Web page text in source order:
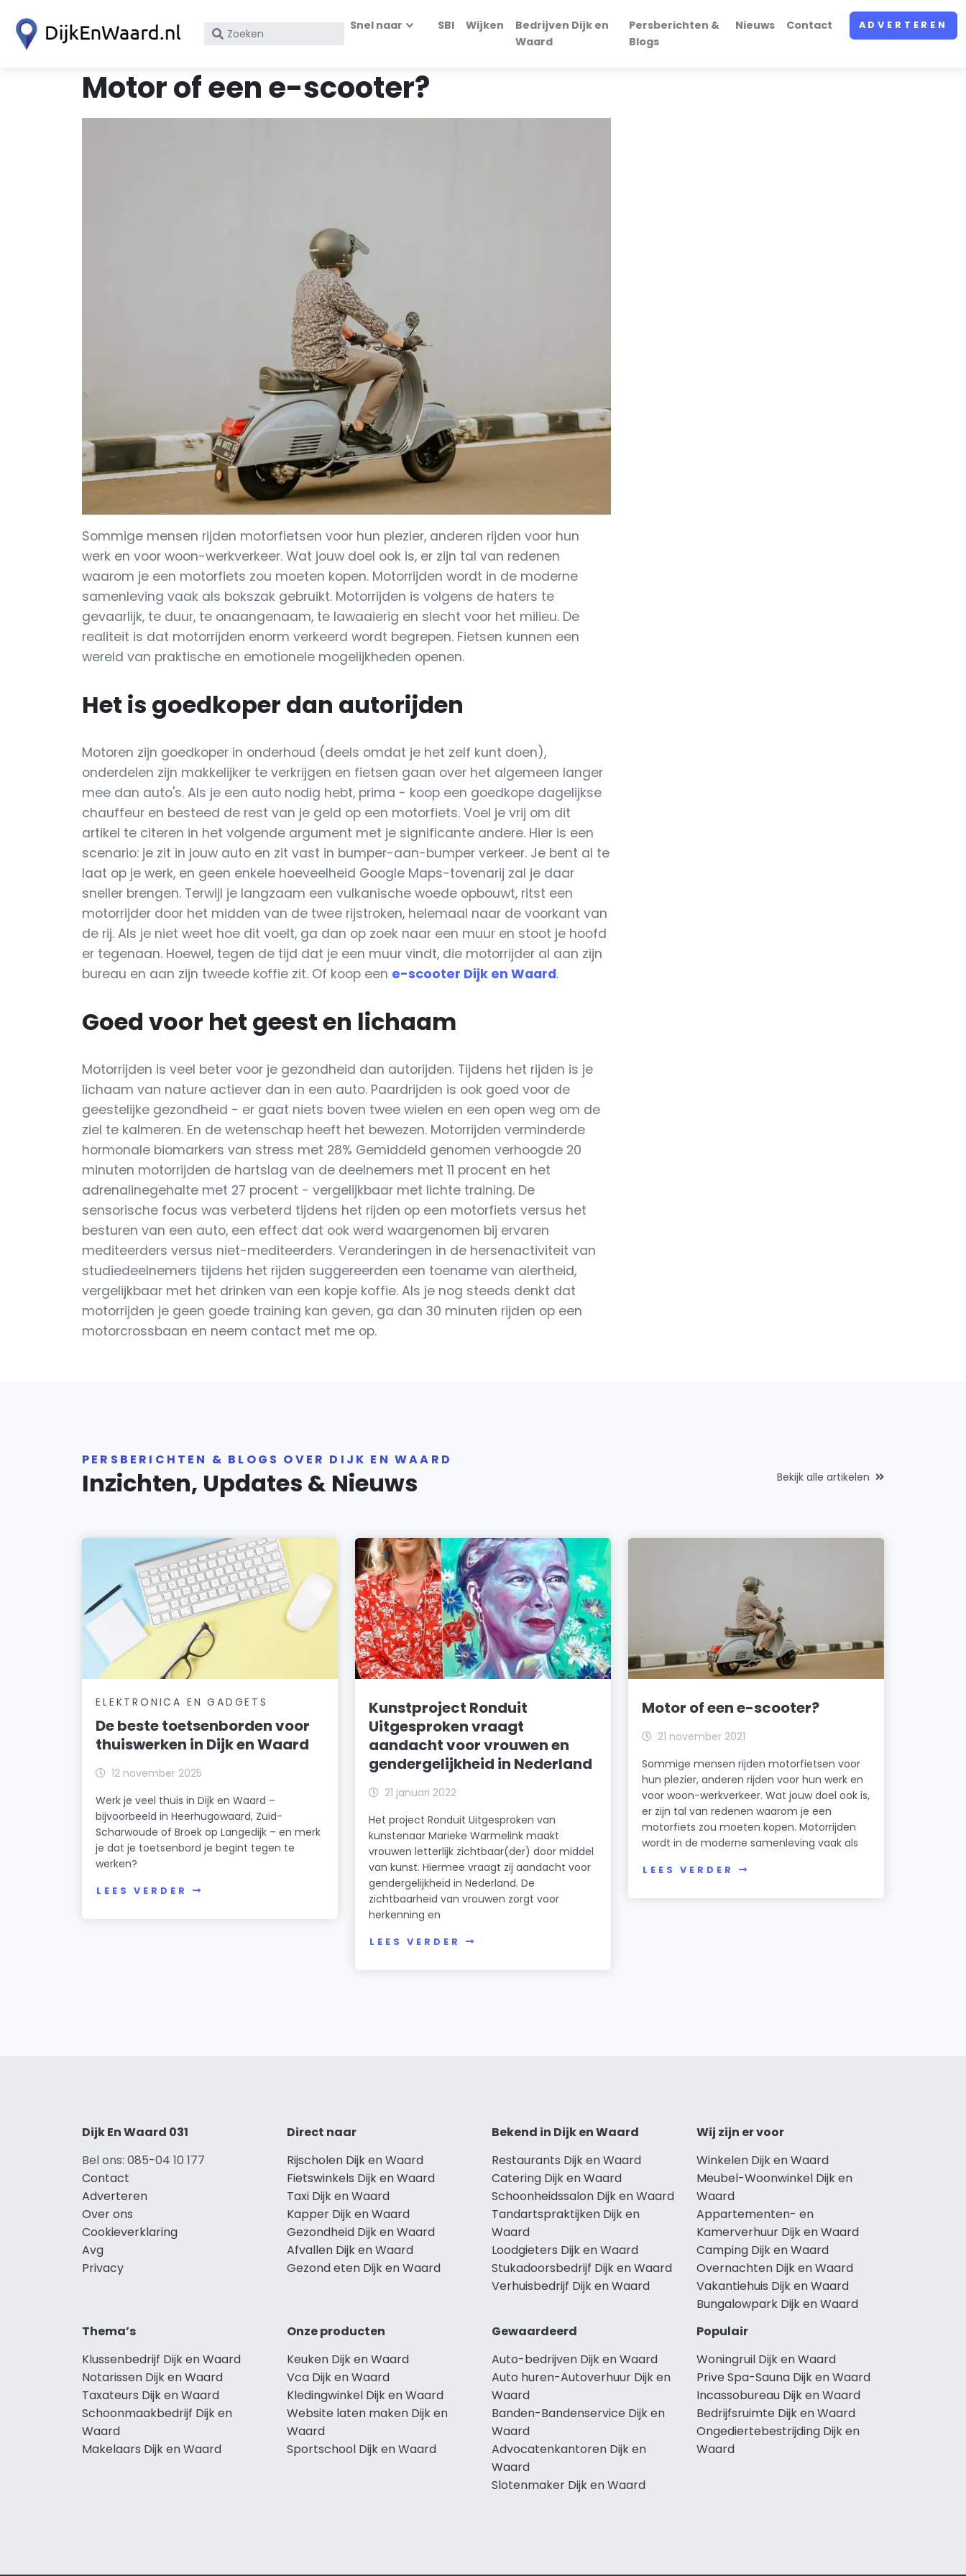
Zoek
of
nummer
Snel naar SBI Wijken
Bedrijven Dijk en
Waard
Persberichten &
Blogs
Nieuws Contact ADVERTEREN
Motor of een e-scooter?
Sommige mensen rijden motorfietsen voor hun plezier, anderen rijden voor hun
werk en voor woon-werkverkeer. Wat jouw doel ook is, er zijn tal van redenen
waarom je een motorfiets zou moeten kopen. Motorrijden wordt in de moderne
samenleving vaak als bokszak gebruikt. Motorrijden is volgens de haters te
gevaarlijk, te duur, te onaangenaam, te lawaaierig en slecht voor het milieu. De
realiteit is dat motorrijden enorm verkeerd wordt begrepen. Fietsen kunnen een
wereld van praktische en emotionele mogelijkheden openen.
Het is goedkoper dan autorijden
Motoren zijn goedkoper in onderhoud (deels omdat je het zelf kunt doen),
onderdelen zijn makkelijker te verkrijgen en fietsen gaan over het algemeen langer
mee dan auto's. Als je een auto nodig hebt, prima - koop een goedkope dagelijkse
chauffeur en besteed de rest van je geld op een motorfiets. Voel je vrij om dit
artikel te citeren in het volgende argument met je significante andere. Hier is een
scenario: je zit in jouw auto en zit vast in bumper-aan-bumper verkeer. Je bent al te
laat op je werk, en geen enkele hoeveelheid Google Maps-tovenarij zal je daar
sneller brengen. Terwijl je langzaam een vulkanische woede opbouwt, ritst een
motorrijder door het midden van de twee rijstroken, helemaal naar de voorkant van
de rij. Als je niet weet hoe dit voelt, ga dan op zoek naar een muur en stoot je hoofd
er tegenaan. Hoewel, tegen de tijd dat je een muur vindt, die motorrijder al aan zijn
bureau en aan zijn tweede koffie zit. Of koop een e-scooter Dijk en Waard.
Goed voor het geest en lichaam
Motorrijden is veel beter voor je gezondheid dan autorijden. Tijdens het rijden is je
lichaam van nature actiever dan in een auto. Paardrijden is ook goed voor de
geestelijke gezondheid - er gaat niets boven twee wielen en een open weg om de
ziel te kalmeren. En de wetenschap heeft het bewezen. Motorrijden verminderde
hormonale biomarkers van stress met 28% Gemiddeld genomen verhoogde 20
minuten motorrijden de hartslag van de deelnemers met 11 procent en het
adrenalinegehalte met 27 procent - vergelijkbaar met lichte training. De
sensorische focus was verbeterd tijdens het rijden op een motorfiets versus het
besturen van een auto, een effect dat ook werd waargenomen bij ervaren
mediteerders versus niet-mediteerders. Veranderingen in de hersenactiviteit van
studiedeelnemers tijdens het rijden suggereerden een toename van alertheid,
vergelijkbaar met het drinken van een kopje koffie. Als je nog steeds denkt dat
motorrijden je geen goede training kan geven, ga dan 30 minuten rijden op een
motorcrossbaan en neem contact met me op.
PERSBERICHTEN & BLOGS OVER DIJK EN WAARD
Inzichten, Updates & Nieuws Bekijk alle artikelen
ELEKTRONICA EN GADGETS
De beste toetsenborden voor
thuiswerken in Dijk en Waard
12 november 2025
Werk je veel thuis in Dijk en Waard –
bijvoorbeeld in Heerhugowaard, Zuid-
Scharwoude of Broek op Langedijk – en merk
je dat je toetsenbord je begint tegen te
werken?
LEES VERDER
Kunstproject Ronduit
Uitgesproken vraagt
aandacht voor vrouwen en
gendergelijkheid in Nederland
21 januari 2022
Het project Ronduit Uitgesproken van
kunstenaar Marieke Warmelink maakt
vrouwen letterlijk zichtbaar(der) door middel
van kunst. Hiermee vraagt zij aandacht voor
gendergelijkheid in Nederland. De
zichtbaarheid van vrouwen zorgt voor
herkenning en
LEES VERDER
Motor of een e-scooter?
21 november 2021
Sommige mensen rijden motorfietsen voor
hun plezier, anderen rijden voor hun werk en
voor woon-werkverkeer. Wat jouw doel ook is,
er zijn tal van redenen waarom je een
motorfiets zou moeten kopen. Motorrijden
wordt in de moderne samenleving vaak als
LEES VERDER
Dijk En Waard 031
Bel ons: 085-04 10 177
Contact
Adverteren
Over ons
Cookieverklaring
Avg
Privacy
Direct naar
Rijscholen Dijk en Waard
Fietswinkels Dijk en Waard
Taxi Dijk en Waard
Kapper Dijk en Waard
Gezondheid Dijk en Waard
Afvallen Dijk en Waard
Gezond eten Dijk en Waard
Bekend in Dijk en Waard
Restaurants Dijk en Waard
Catering Dijk en Waard
Schoonheidssalon Dijk en Waard
Tandartspraktijken Dijk en
Waard
Loodgieters Dijk en Waard
Stukadoorsbedrijf Dijk en Waard
Verhuisbedrijf Dijk en Waard
Wij zijn er voor
Winkelen Dijk en Waard
Meubel-Woonwinkel Dijk en
Waard
Appartementen- en
Kamerverhuur Dijk en Waard
Camping Dijk en Waard
Overnachten Dijk en Waard
Vakantiehuis Dijk en Waard
Bungalowpark Dijk en Waard
Thema’s
Klussenbedrijf Dijk en Waard
Notarissen Dijk en Waard
Taxateurs Dijk en Waard
Schoonmaakbedrijf Dijk en
Waard
Makelaars Dijk en Waard
Onze producten
Keuken Dijk en Waard
Vca Dijk en Waard
Kledingwinkel Dijk en Waard
Website laten maken Dijk en
Waard
Sportschool Dijk en Waard
Gewaardeerd
Auto-bedrijven Dijk en Waard
Auto huren-Autoverhuur Dijk en
Waard
Banden-Bandenservice Dijk en
Waard
Advocatenkantoren Dijk en
Waard
Slotenmaker Dijk en Waard
Populair
Woningruil Dijk en Waard
Prive Spa-Sauna Dijk en Waard
Incassobureau Dijk en Waard
Bedrijfsruimte Dijk en Waard
Ongediertebestrijding Dijk en
Waard